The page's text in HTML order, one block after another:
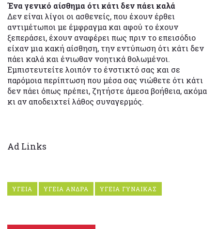
Ένα γενικό αίσθημα ότι κάτι δεν πάει καλά
Δεν είναι λίγοι οι ασθενείς, που έχουν έρθει
αντιμέτωποι με έμφραγμα και αφού το έχουν
ξεπεράσει, έχουν αναφέρει πως πριν το επεισόδιο
είχαν μια κακή αίσθηση, την εντύπωση ότι κάτι δεν
πάει καλά και ένιωθαν νοητικά θολωμένοι.
Εμπιστευτείτε λοιπόν το ένστικτό σας και σε
παρόμοια περίπτωση που μέσα σας νιώθετε ότι κάτι
δεν πάει όπως πρέπει, ζητήστε άμεσα βοήθεια, ακόμα
κι αν αποδειχτεί λάθος συναγερμός.
Ad Links
ΥΓΕΙΑ ΥΓΕΙΑ ΑΝΔΡΑ ΥΓΕΙΑ ΓΥΝΑΙΚΑΣ